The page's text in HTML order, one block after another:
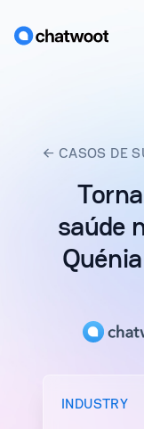
← CASOS DE
saúde
INDUSTRY